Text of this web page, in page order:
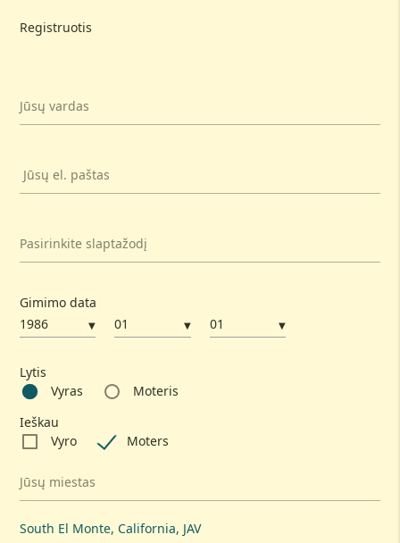
Registruotis
Jūsų vardas
Jūsų el. paštas
Pasirinkite slaptažodį
Gimimo data
▼ ▼ ▼
Lytis
Vyras
Moteris
Ieškau
Vyro
Moters
Jūsų miestas
South El Monte, California, JAV